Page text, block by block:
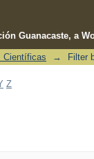
Guanacaste, a
Científicas → Filter
Z